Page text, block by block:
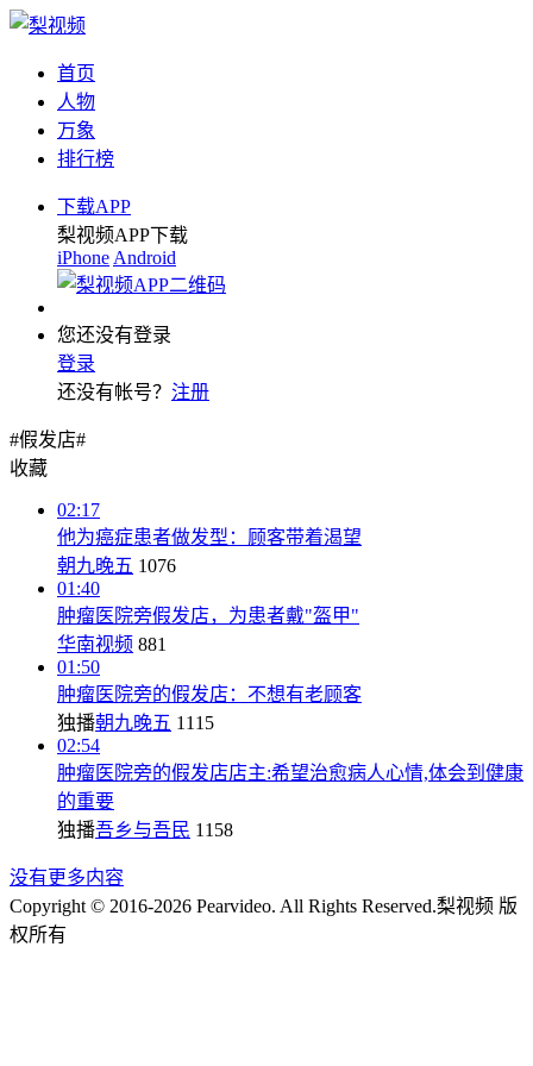
首页
人物
万象
排行榜
下载APP
梨视频APP下载
iPhone Android
您还没有登录
登录
还没有帐号？ 注册
#假发店#
收藏
02:17
他为癌症患者做发型：顾客带着渴望
朝九晚五 1076
01:40
肿瘤医院旁假发店，为患者戴"盔甲"
华南视频 881
01:50
肿瘤医院旁的假发店：不想有老顾客
独播朝九晚五 1115
02:54
肿瘤医院旁的假发店店主:希望治愈病人心情,体会到健康
的重要
独播吾乡与吾民 1158
没有更多内容
Copyright © 2016-2026 Pearvideo. All Rights Reserved.梨视频 版
权所有